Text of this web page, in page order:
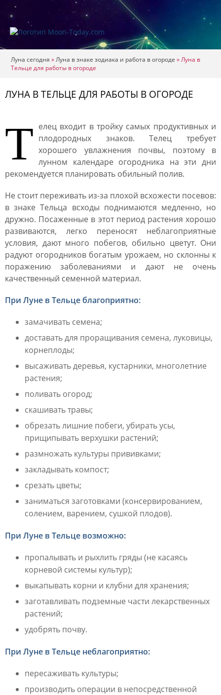
Луна сегодня »Луна в знаке зодиака и работа в огороде »Луна в
Тельце для работы в огороде
ЛУНА В ТЕЛЬЦЕ ДЛЯ РАБОТЫ В ОГОРОДЕ
Т елец входит в тройку самых продуктивных и
плодородных знаков. Телец требует
хорошего увлажнения почвы, поэтому в
лунном календаре огородника на эти дни
рекомендуется планировать обильный полив.
Не стоит переживать из-за плохой всхожести посевов:
в знаке Тельца всходы поднимаются медленно, но
дружно. Посаженные в этот период растения хорошо
развиваются, легко переносят неблагоприятные
условия, дают много побегов, обильно цветут. Они
радуют огородников богатым урожаем, но склонны к
поражению заболеваниями и дают не очень
качественный семенной материал.
При Луне в Тельце благоприятно:
замачивать семена;
доставать для проращивания семена, луковицы,
корнеплоды;
высаживать деревья, кустарники, многолетние
растения;
поливать огород;
скашивать травы;
обрезать лишние побеги, убирать усы,
прищипывать верхушки растений;
размножать культуры прививками;
закладывать компост;
срезать цветы;
заниматься заготовками (консервированием,
солением, варением, сушкой плодов).
При Луне в Тельце возможно:
пропалывать и рыхлить гряды (не касаясь
корневой системы культур);
выкапывать корни и клубни для хранения;
заготавливать подземные части лекарственных
растений;
удобрять почву.
При Луне в Тельце неблагоприятно:
пересаживать культуры;
производить операции в непосредственной